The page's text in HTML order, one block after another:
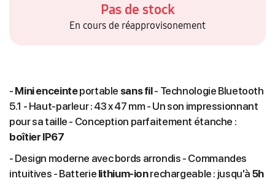
Pas de stock
En cours de réapprovisonement
- Mini enceinteportable sans fil- Technologie Bluetooth
5.1 - Haut-parleur : 43 x 47 mm - Un son impressionnant
pour sa taille - Conception parfaitement étanche :
boîtier IP67
- Design moderne avec bords arrondis - Commandes
intuitives - Batterie lithium-ionrechargeable : jusqu'à 5h